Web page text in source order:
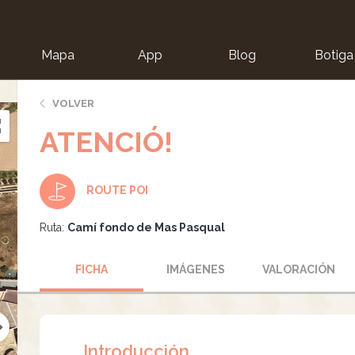
Mapa App Blog Botiga
VOLVER
ATENCIÓ!
ROUTE POI
Ruta: Camí fondo de Mas Pasqual
FICHA IMÁGENES VALORACIÓN